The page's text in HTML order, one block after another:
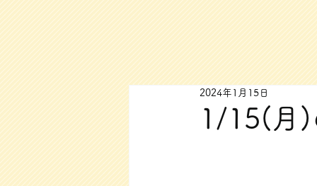
1/15(月)
2024年1月15日